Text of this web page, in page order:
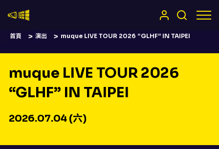
首頁 演出 muque LIVE TOUR 2026 “GLHF” IN TAIPEI
muque LIVE TOUR 2026
“GLHF” IN TAIPEI
2026.07.04 (六)